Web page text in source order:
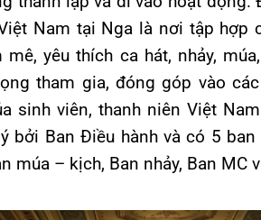
Nam tại Nga là nơi tập hợp
yêu thích ca hát, nhảy,
tham gia, đóng góp vào
sinh viên, thanh niên Việt
bởi Ban Điều hành và có 5
múa – kịch, Ban nhảy, Ban MC